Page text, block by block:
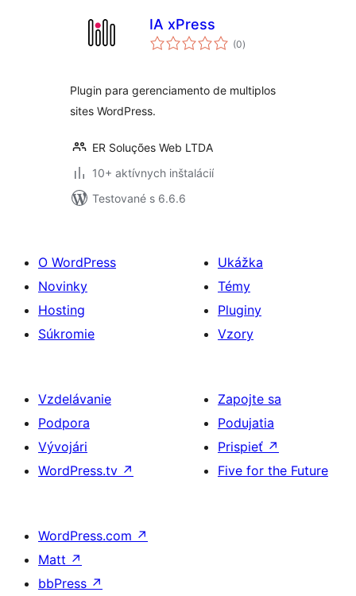
IA xPress
(0celkové
hodnotenie
)
Plugin para gerenciamento de multiplos
sites WordPress.
ER Soluções Web LTDA
10+ aktívnych inštalácií
Testované s 6.6.6
O WordPress
Novinky
Hosting
Súkromie
Ukážka
Témy
Pluginy
Vzory
Vzdelávanie
Podpora
Vývojári
WordPress.tv ↗
Zapojte sa
Podujatia
Prispieť ↗
Five for the Future
WordPress.com ↗
Matt ↗
bbPress ↗